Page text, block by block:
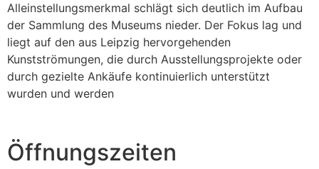
Alleinstellungsmerkmal schlägt sich deutlich im Aufbau
der Sammlung des Museums nieder. Der Fokus lag und
liegt auf den aus Leipzig hervorgehenden
Kunstströmungen, die durch Ausstellungsprojekte oder
durch gezielte Ankäufe kontinuierlich unterstützt
wurden und werden
Öffnungszeiten